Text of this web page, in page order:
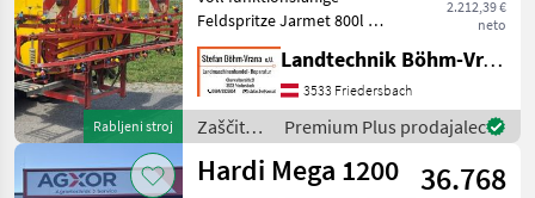
Rabljeni stroj
2.212,39 €
neto
Feldspritze Jarmet 800l mit
12m-Balken, elektrische
ARAG-Armatur (Bedienteil
in der Kabine), gültige
Überprüfung, Pumpe bei
letzter Überprüfung
Landtechnik Böhm-Vrana GmbH
3533 Friedersbach
Zaščita
rastlin /
Jarmet
Premium Plus prodajalec
Hardi Mega 1200
36.768